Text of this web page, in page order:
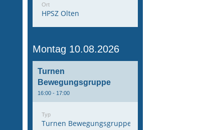
Ort
HPSZ Olten
Montag 10.08.2026
Turnen
Bewegungsgruppe
16:00 - 17:00
Typ
Turnen Bewegungsgruppe